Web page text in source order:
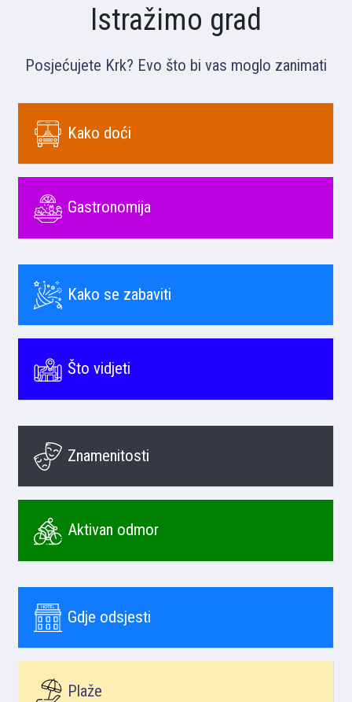
Istražimo grad
Posjećujete Krk? Evo što bi vas moglo zanimati
Kako doći
Gastronomija
Kako se zabaviti
Što vidjeti
Znamenitosti
Aktivan odmor
Gdje odsjesti
Plaže